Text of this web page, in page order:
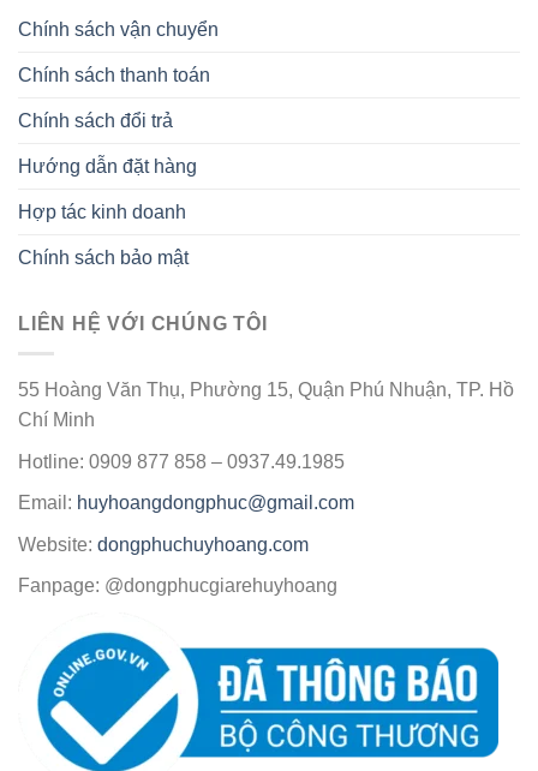
Chính sách vận chuyển
Chính sách thanh toán
Chính sách đổi trả
Hướng dẫn đặt hàng
Hợp tác kinh doanh
Chính sách bảo mật
LIÊN HỆ VỚI CHÚNG TÔI
55 Hoàng Văn Thụ, Phường 15, Quận Phú Nhuận, TP. Hồ
Chí Minh
Hotline: 0909 877 858 – 0937.49.1985
Email: huyhoangdongphuc@gmail.com
Website: dongphuchuyhoang.com
Fanpage: @dongphucgiarehuyhoang